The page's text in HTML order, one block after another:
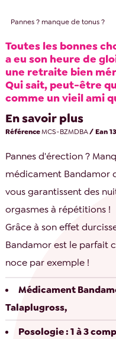
Pannes ? manque de tonus ?
Toutes les bonnes
a eu son heure de
une retraite bien
Qui sait, peut-être
comme un vieil ami
En savoir plus
RéférenceMCS-BZMDBA/ Ean 13
Pannes d'érection ?
médicament Bandamor
vous garantissent des
orgasmes à répétitions !
Grâce à son effet
Bandamor est le parfait
noce par exemple !
Médicament
Talaplugross,
Posologie : 1 à 3